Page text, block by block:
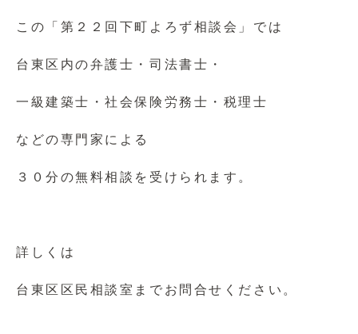
この「第２２回下町よろず相談会」では
台東区内の弁護士・司法書士・
一級建築士・社会保険労務士・税理士
などの専門家による
３０分の無料相談を受けられます。
詳しくは
台東区区民相談室までお問合せください。